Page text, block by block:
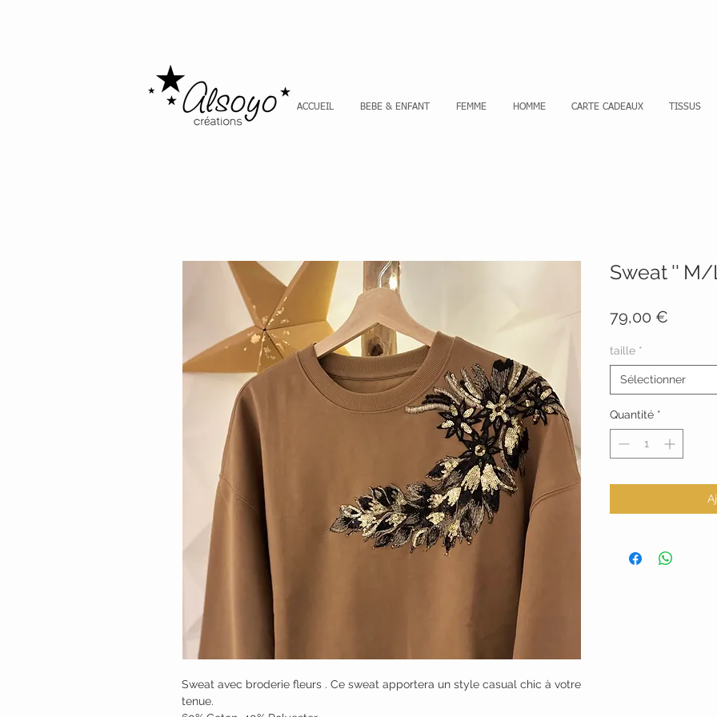
ACCUEIL BEBE & ENFANT FEMME HOMME CARTE CADEAUX TISSUS
Sweat avec broderie fleurs . Ce sweat apportera un style casual chic à votre
tenue.
Sweat '' M/
79,00 €
taille *
Sélectionner
Quantité *